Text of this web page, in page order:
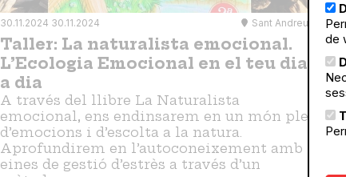
30.11.2024 30.11.2024 Sant Andreu
Taller: La naturalista emocional.
L’Ecologia Emocional en el teu dia
a dia
A través del llibre La Naturalista
emocional, ens endinsarem en un món ple
d’emocions i d’escolta a la natura.
Aprofundirem en l’autoconeixement amb
eines de gestió d’estrès a través d’un
de